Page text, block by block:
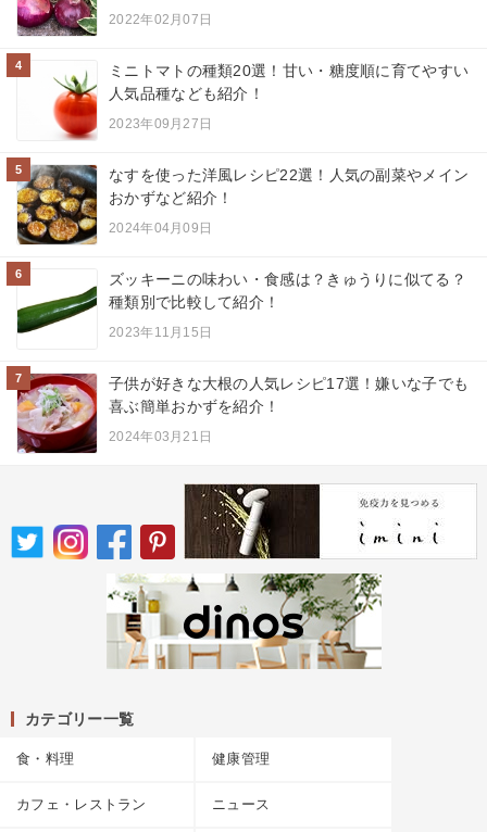
2022年02月07日
4
ミニトマトの種類20選！甘い・糖度順に育てやすい
人気品種なども紹介！
2023年09月27日
5
なすを使った洋風レシピ22選！人気の副菜やメイン
おかずなど紹介！
2024年04月09日
6
ズッキーニの味わい・食感は？きゅうりに似てる？
種類別で比較して紹介！
2023年11月15日
7
子供が好きな大根の人気レシピ17選！嫌いな子でも
喜ぶ簡単おかずを紹介！
2024年03月21日
カテゴリー一覧
食・料理 健康管理
カフェ・レストラン ニュース